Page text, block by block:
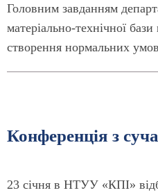
Головним завданням
матеріально-технічної
створення нормальних
Конференція з
23 січня в НТУУ «КПІ»